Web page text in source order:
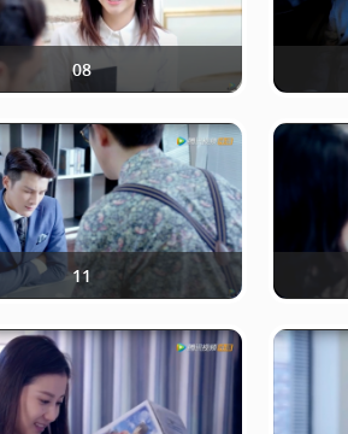
08
11